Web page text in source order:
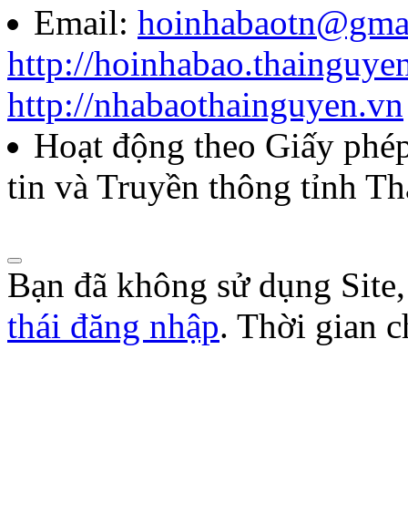
Lượt xem:289 | lượt tải:107
85/QĐ-HNB
Quyết định về việc công
năm 2026 của Hội Nhà
Email:
http://
http://nhabaothainguyen.vn
Hoạt động theo Giấy
tin và Truyền thông tỉnh
Bạn đã không sử dụng
thái đăng nhập. Thời gian